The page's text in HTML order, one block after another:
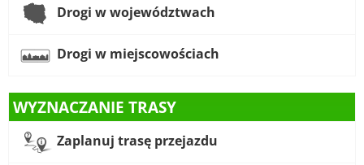
Drogi w województwach
Drogi w miejscowościach
WYZNACZANIE TRASY
Zaplanuj trasę przejazdu